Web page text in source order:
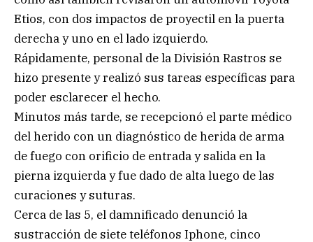
Etios, con dos impactos de proyectil en la puerta
derecha y uno en el lado izquierdo.
Rápidamente, personal de la División Rastros se
hizo presente y realizó sus tareas específicas para
poder esclarecer el hecho.
Minutos más tarde, se recepcionó el parte médico
del herido con un diagnóstico de herida de arma
de fuego con orificio de entrada y salida en la
pierna izquierda y fue dado de alta luego de las
curaciones y suturas.
Cerca de las 5, el damnificado denunció la
sustracción de siete teléfonos Iphone, cinco